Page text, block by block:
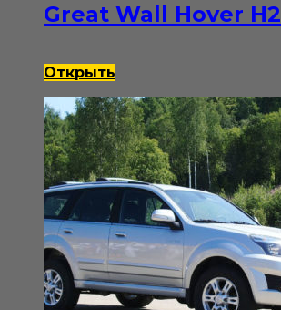
Great Wall Hover H2
Открыть